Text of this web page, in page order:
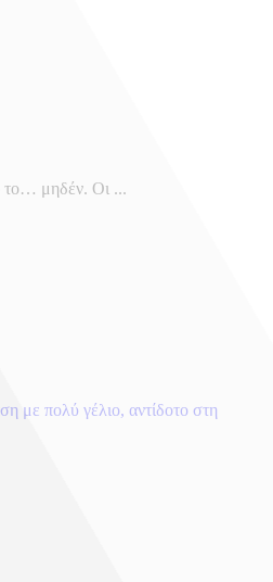
το… μηδέν. Οι ...
με πολύ γέλιο, αντίδοτο στη